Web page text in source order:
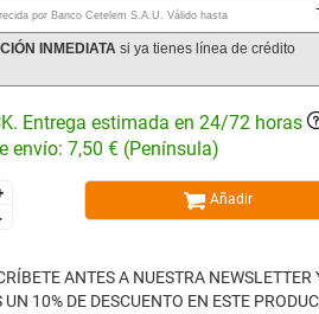
por Banco Cetelem S.A.U. Válido hasta
INMEDIATA si ya tienes línea de crédito
Entrega estimada en 24/72 horas
envío: 7,50 € (Península)
Añadir
ANTES A NUESTRA NEWSLETTER
UN 10% DE DESCUENTO EN ESTE